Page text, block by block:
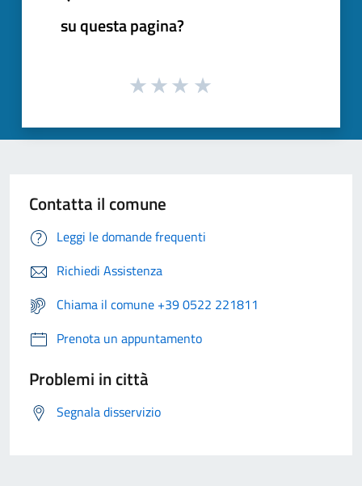
su questa pagina?
Contatta il comune
Leggi le domande frequenti
Richiedi Assistenza
Chiama il comune +39 0522 221811
Prenota un appuntamento
Problemi in città
Segnala disservizio